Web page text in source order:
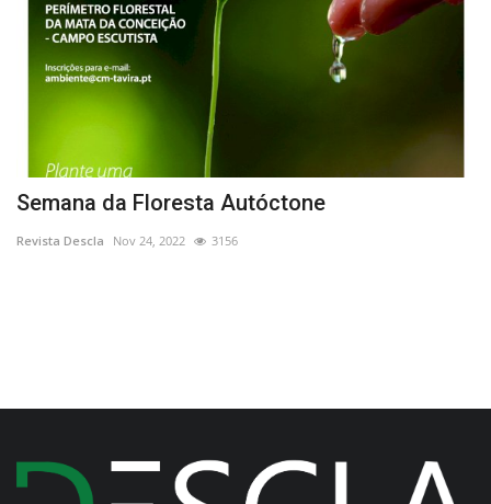
Semana da Floresta Autóctone
Revista Descla Nov 24, 2022 3156